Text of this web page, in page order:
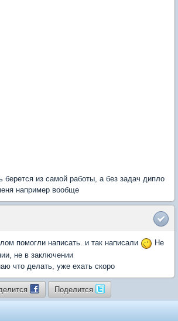
берется из самой работы, а без задач дипло
например вообще
помогли написать. и так написали
Не
не в заключении
что делать, уже ехать скоро
Поделится